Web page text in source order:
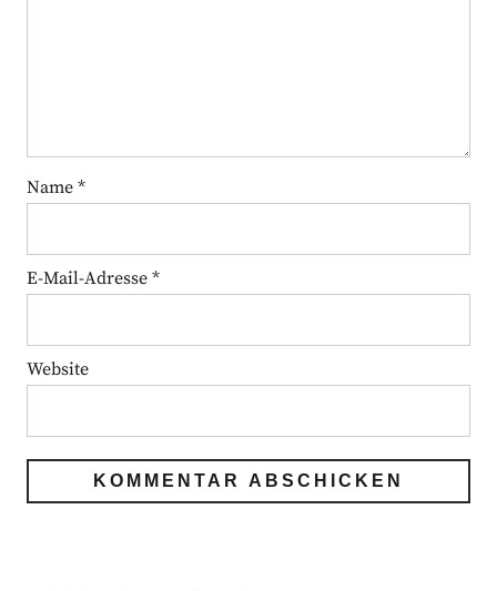
Name *
E-Mail-Adresse *
Website